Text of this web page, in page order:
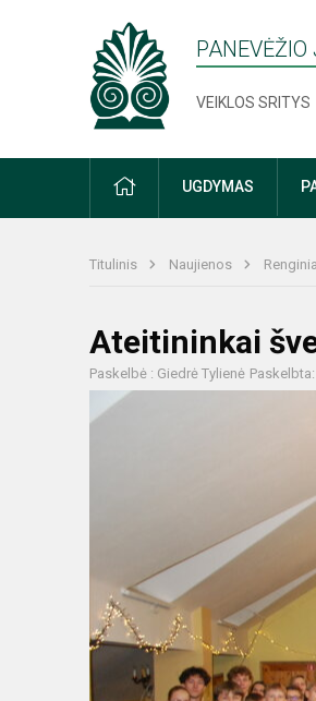
VEIKLOS SRITYS
PRADŽIAUGDYMAS
Titulinis Naujienos
Ateitininkai
Paskelbė : Giedrė Tylienė